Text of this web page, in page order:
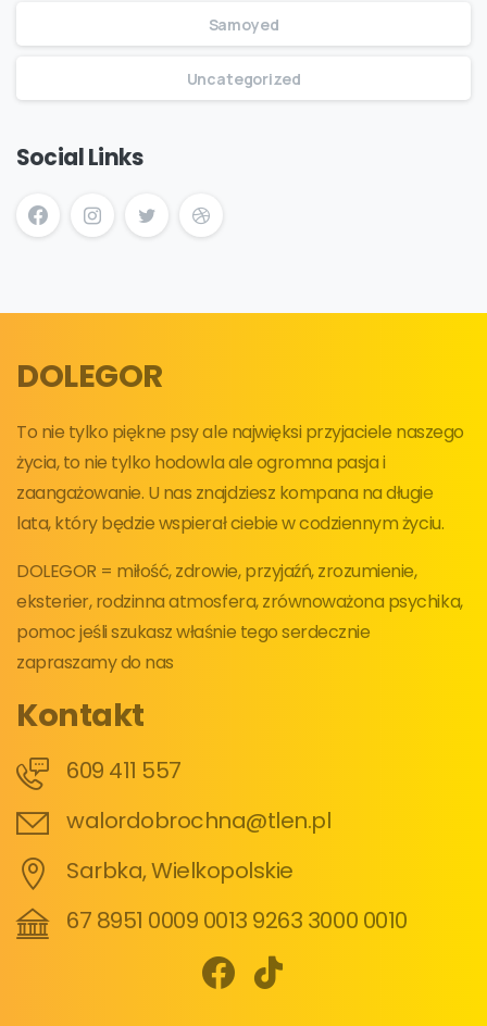
Samoyed
Uncategorized
Social Links
DOLEGOR
To nie tylko piękne psy ale najwięksi przyjaciele naszego
życia, to nie tylko hodowla ale ogromna pasja i
zaangażowanie. U nas znajdziesz kompana na długie
lata, który będzie wspierał ciebie w codziennym życiu.
DOLEGOR = miłość, zdrowie, przyjaźń, zrozumienie,
eksterier, rodzinna atmosfera, zrównoważona psychika,
pomoc jeśli szukasz właśnie tego serdecznie
zapraszamy do nas
Kontakt
609 411 557
walordobrochna@tlen.pl
Sarbka, Wielkopolskie
67 8951 0009 0013 9263 3000 0010